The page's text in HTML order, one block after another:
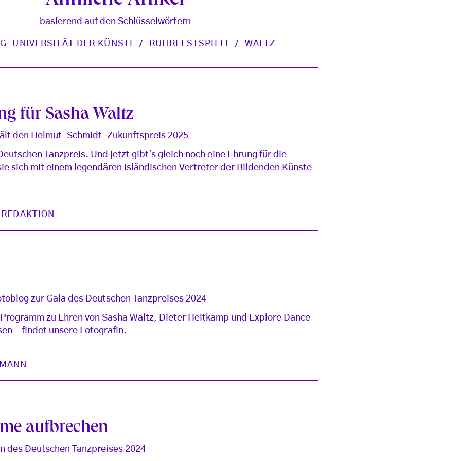
basierend auf den Schlüsselwörtern
UNIVERSITÄT DER KÜNSTE RUHRFESTSPIELE WALTZ
für Sasha Waltz
den Helmut-Schmidt-Zukunftspreis 2025
Tanzpreis. Und jetzt gibt's gleich noch eine Ehrung für die
sich mit einem legendären isländischen Vertreter der Bildenden Künste
zur Gala des Deutschen Tanzpreises 2024
zu Ehren von Sasha Waltz, Dieter Heitkamp und Explore Dance
- findet unsere Fotografin.
aufbrechen
des Deutschen Tanzpreises 2024